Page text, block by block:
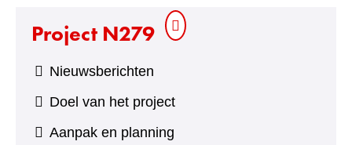
Project N279
Nieuwsberichten
Doel van het project
Aanpak en planning